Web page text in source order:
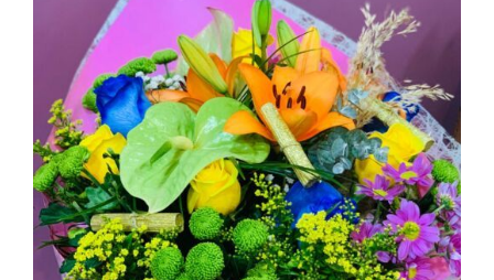
AÑADIR AL CARRITO
/
DETALLES